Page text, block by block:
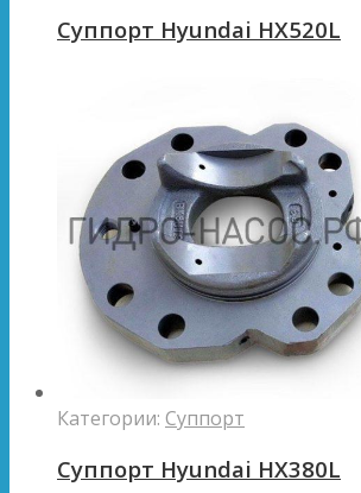
Суппорт Hyundai HX520L
Категории: Суппорт
Суппорт Hyundai HX380L